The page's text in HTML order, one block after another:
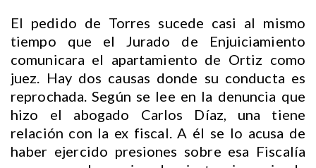
El pedido de Torres sucede casi al mismo
tiempo que el Jurado de Enjuiciamiento
comunicara el apartamiento de Ortiz como
juez. Hay dos causas donde su conducta es
reprochada. Según se lee en la denuncia que
hizo el abogado Carlos Díaz, una tiene
relación con la ex fiscal. A él se lo acusa de
haber ejercido presiones sobre esa Fiscalía